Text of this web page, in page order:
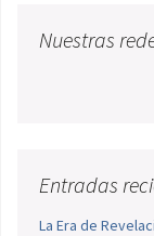
Nuestras
Entradas
La Era de